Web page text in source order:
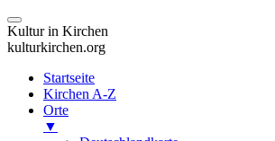
Kultur in Kirchen
kulturkirchen.org
Startseite
Kirchen A-Z
Orte
▼